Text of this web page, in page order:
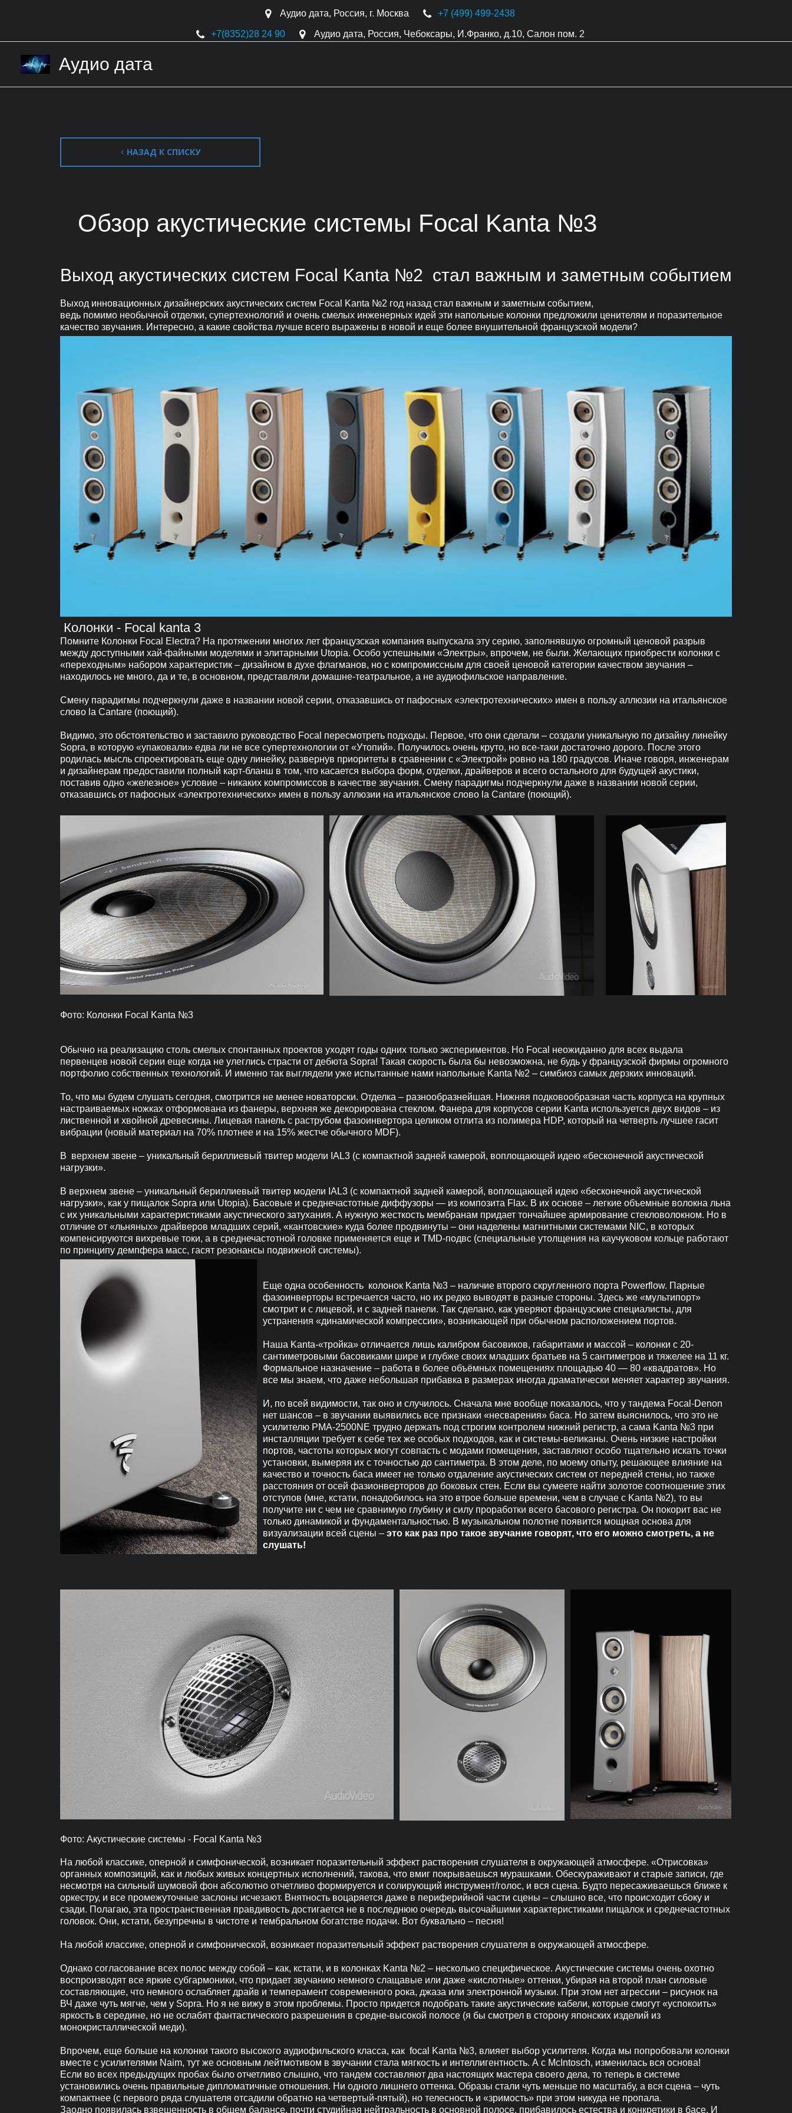
Аудио дата, Россия, г. Москва +7 (499) 499-2438
+7(8352)28 24 90 Аудио дата, Россия, Чебоксары, И.Франко, д.10, Салон пом. 2
Аудио дата
НАЗАД К СПИСКУ
Обзор акустические системы Focal Kanta №3
Выход акустических систем Focal Kanta №2 стал важным и заметным событием
Выход инновационных дизайнерских акустических систем Focal Kanta №2 год назад стал важным и заметным событием,
ведь помимо необычной отделки, супертехнологий и очень смелых инженерных идей эти напольные колонки предложили ценителям и поразительное
качество звучания. Интересно, а какие свойства лучше всего выражены в новой и еще более внушительной французской модели?
Колонки - Focal kanta 3
Помните Колонки Focal Electra? На протяжении многих лет французская компания выпускала эту серию, заполнявшую огромный ценовой разрыв
между доступными хай-файными моделями и элитарными Utopia. Особо успешными «Электры», впрочем, не были. Желающих приобрести колонки с
«переходным» набором характеристик – дизайном в духе флагманов, но с компромиссным для своей ценовой категории качеством звучания –
находилось не много, да и те, в основном, представляли домашне-театральное, а не аудиофильское направление.
Смену парадигмы подчеркнули даже в названии новой серии, отказавшись от пафосных «электротехнических» имен в пользу аллюзии на итальянское
слово la Cantare (поющий).
Видимо, это обстоятельство и заставило руководство Focal пересмотреть подходы. Первое, что они сделали – создали уникальную по дизайну линейку
Sopra, в которую «упаковали» едва ли не все супертехнологии от «Утопий». Получилось очень круто, но все-таки достаточно дорого. После этого
родилась мысль спроектировать еще одну линейку, развернув приоритеты в сравнении с «Электрой» ровно на 180 градусов. Иначе говоря, инженерам
и дизайнерам предоставили полный карт-бланш в том, что касается выбора форм, отделки, драйверов и всего остального для будущей акустики,
поставив одно «железное» условие – никаких компромиссов в качестве звучания. Смену парадигмы подчеркнули даже в названии новой серии,
отказавшись от пафосных «электротехнических» имен в пользу аллюзии на итальянское слово la Cantare (поющий).
Фото: Колонки Focal Kanta №3
Обычно на реализацию столь смелых спонтанных проектов уходят годы одних только экспериментов. Но Focal неожиданно для всех выдала
первенцев новой серии еще когда не улеглись страсти от дебюта Sopra! Такая скорость была бы невозможна, не будь у французской фирмы огромного
портфолио собственных технологий. И именно так выглядели уже испытанные нами напольные Kanta №2 – симбиоз самых дерзких инноваций.
То, что мы будем слушать сегодня, смотрится не менее новаторски. Отделка – разнообразнейшая. Нижняя подковообразная часть корпуса на крупных
настраиваемых ножках отформована из фанеры, верхняя же декорирована стеклом. Фанера для корпусов серии Kanta используется двух видов – из
лиственной и хвойной древесины. Лицевая панель с раструбом фазоинвертора целиком отлита из полимера HDP, который на четверть лучшее гасит
вибрации (новый материал на 70% плотнее и на 15% жестче обычного MDF).
В верхнем звене – уникальный бериллиевый твитер модели IAL3 (с компактной задней камерой, воплощающей идею «бесконечной акустической
нагрузки».
В верхнем звене – уникальный бериллиевый твитер модели IAL3 (с компактной задней камерой, воплощающей идею «бесконечной акустической
нагрузки», как у пищалок Sopra или Utopia). Басовые и среднечастотные диффузоры — из композита Flax. В их основе – легкие объемные волокна льна
с их уникальными характеристиками акустического затухания. А нужную жесткость мембранам придает тончайшее армирование стекловолокном. Но в
отличие от «льняных» драйверов младших серий, «кантовские» куда более продвинуты – они наделены магнитными системами NIC, в которых
компенсируются вихревые токи, а в среднечастотной головке применяется еще и TMD-подвс (специальные утолщения на каучуковом кольце работают
по принципу демпфера масс, гасят резонансы подвижной системы).
Еще одна особенность колонок Kanta №3 – наличие второго скругленного порта Powerflow. Парные
фазоинверторы встречается часто, но их редко выводят в разные стороны. Здесь же «мультипорт»
смотрит и с лицевой, и с задней панели. Так сделано, как уверяют французские специалисты, для
устранения «динамической компрессии», возникающей при обычном расположением портов.
Наша Kanta-«тройка» отличается лишь калибром басовиков, габаритами и массой – колонки с 20-
сантиметровыми басовиками шире и глубже своих младших братьев на 5 сантиметров и тяжелее на 11 кг.
Формальное назначение – работа в более объёмных помещениях площадью 40 — 80 «квадратов». Но
все мы знаем, что даже небольшая прибавка в размерах иногда драматически меняет характер звучания.
И, по всей видимости, так оно и случилось. Сначала мне вообще показалось, что у тандема Focal-Denon
нет шансов – в звучании выявились все признаки «несварения» баса. Но затем выяснилось, что это не
усилителю PMA-2500NE трудно держать под строгим контролем нижний регистр, а сама Kanta №3 при
инсталляции требует к себе тех же особых подходов, как и системы-великаны. Очень низкие настройки
портов, частоты которых могут совпасть с модами помещения, заставляют особо тщательно искать точки
установки, вымеряя их с точностью до сантиметра. В этом деле, по моему опыту, решающее влияние на
качество и точность баса имеет не только отдаление акустических систем от передней стены, но также
расстояния от осей фазионверторов до боковых стен. Если вы сумеете найти золотое соотношение этих
отступов (мне, кстати, понадобилось на это втрое больше времени, чем в случае с Kanta №2), то вы
получите ни с чем не сравнимую глубину и силу проработки всего басового регистра. Он покорит вас не
только динамикой и фундаментальностью. В музыкальном полотне появится мощная основа для
визуализации всей сцены – это как раз про такое звучание говорят, что его можно смотреть, а не
слушать!
Фото: Акустические системы - Focal Kanta №3
На любой классике, оперной и симфонической, возникает поразительный эффект растворения слушателя в окружающей атмосфере. «Отрисовка»
органных композиций, как и любых живых концертных исполнений, такова, что вмиг покрываешься мурашками. Обескураживают и старые записи, где
несмотря на сильный шумовой фон абсолютно отчетливо формируется и солирующий инструмент/голос, и вся сцена. Будто пересаживаешься ближе к
оркестру, и все промежуточные заслоны исчезают. Внятность воцаряется даже в периферийной части сцены – слышно все, что происходит сбоку и
сзади. Полагаю, эта пространственная правдивость достигается не в последнюю очередь высочайшими характеристиками пищалок и среднечастотных
головок. Они, кстати, безупречны в чистоте и тембральном богатстве подачи. Вот буквально – песня!
На любой классике, оперной и симфонической, возникает поразительный эффект растворения слушателя в окружающей атмосфере.
Однако согласование всех полос между собой – как, кстати, и в колонках Kanta №2 – несколько специфическое. Акустические системы очень охотно
воспроизводят все яркие субгармоники, что придает звучанию немного слащавые или даже «кислотные» оттенки, убирая на второй план силовые
составляющие, что немного ослабляет драйв и темперамент современного рока, джаза или электронной музыки. При этом нет агрессии – рисунок на
ВЧ даже чуть мягче, чем у Sopra. Но я не вижу в этом проблемы. Просто придется подобрать такие акустические кабели, которые смогут «успокоить»
яркость в середине, но не ослабят фантастического разрешения в средне-высокой полосе (я бы смотрел в сторону японских изделий из
монокристаллической меди).
Впрочем, еще больше на колонки такого высокого аудиофильского класса, как focal Kanta №3, влияет выбор усилителя. Когда мы попробовали колонки
вместе с усилителями Naim, тут же основным лейтмотивом в звучании стала мягкость и интеллигентность. А с McIntosсh, изменилась вся основа!
Если во всех предыдущих пробах было отчетливо слышно, что тандем составляют два настоящих мастера своего дела, то теперь в системе
установились очень правильные дипломатичные отношения. Ни одного лишнего оттенка. Образы стали чуть меньше по масштабу, а вся сцена – чуть
компактнее (с первого ряда слушателя отсадили обратно на четвертый-пятый), но телесность и «зримость» при этом никуда не пропала.
Заодно появилась взвешенность в общем балансе, почти студийная нейтральность в основной полосе, прибавилось естества и конкретики в басе. И